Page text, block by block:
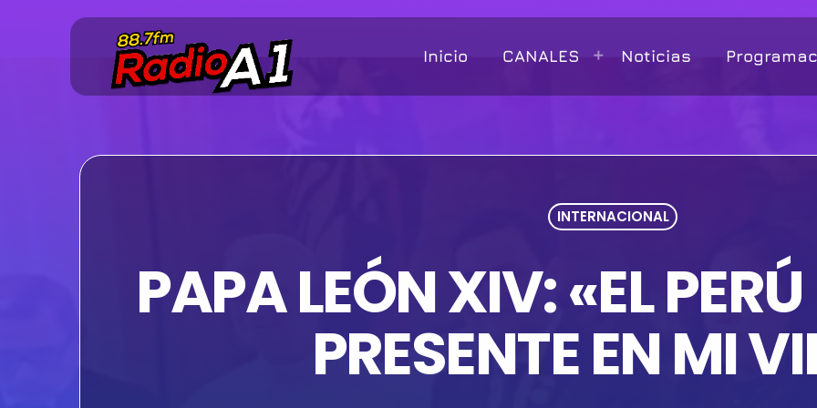
Inicio CANALES Noticias
INTERNACIONAL
PAPA LEÓN XIV: «EL
PRESENTE EN MI